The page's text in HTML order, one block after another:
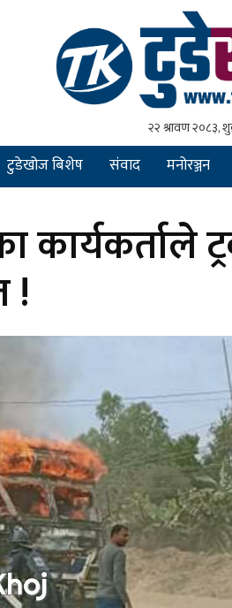
टुडेखोज बिशेष संवाद मनोरञ्जन
कार्यकर्ताले
!